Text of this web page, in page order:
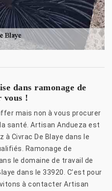
dans ramonage de
vous !
mais non à vous procurer
santé. Artisan Andueza est
à Civrac De Blaye dans le
Ramonage de
le domaine de travail de
dans le 33920. C’est pour
à contacter Artisan